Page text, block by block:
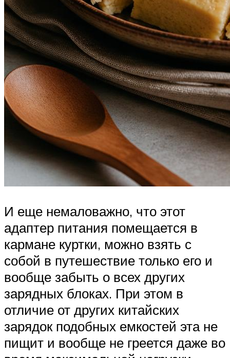
И еще немаловажно, что этот
адаптер питания помещается в
кармане куртки, можно взять с
собой в путешествие только его и
вообще забыть о всех других
зарядных блоках. При этом в
отличие от других китайских
зарядок подобных емкостей эта не
пищит и вообще не греется даже во